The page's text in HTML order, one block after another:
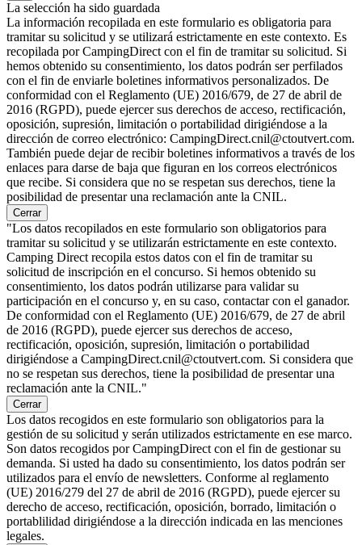
La selección ha sido guardada
La información recopilada en este formulario es obligatoria para
tramitar su solicitud y se utilizará estrictamente en este contexto. Es
recopilada por CampingDirect con el fin de tramitar su solicitud. Si
hemos obtenido su consentimiento, los datos podrán ser perfilados
con el fin de enviarle boletines informativos personalizados. De
conformidad con el Reglamento (UE) 2016/679, de 27 de abril de
2016 (RGPD), puede ejercer sus derechos de acceso, rectificación,
oposición, supresión, limitación o portabilidad dirigiéndose a la
dirección de correo electrónico: CampingDirect.cnil@ctoutvert.com.
También puede dejar de recibir boletines informativos a través de los
enlaces para darse de baja que figuran en los correos electrónicos
que recibe. Si considera que no se respetan sus derechos, tiene la
posibilidad de presentar una reclamación ante la CNIL.
Cerrar
"Los datos recopilados en este formulario son obligatorios para
tramitar su solicitud y se utilizarán estrictamente en este contexto.
Camping Direct recopila estos datos con el fin de tramitar su
solicitud de inscripción en el concurso. Si hemos obtenido su
consentimiento, los datos podrán utilizarse para validar su
participación en el concurso y, en su caso, contactar con el ganador.
De conformidad con el Reglamento (UE) 2016/679, de 27 de abril
de 2016 (RGPD), puede ejercer sus derechos de acceso,
rectificación, oposición, supresión, limitación o portabilidad
dirigiéndose a CampingDirect.cnil@ctoutvert.com. Si considera que
no se respetan sus derechos, tiene la posibilidad de presentar una
reclamación ante la CNIL."
Cerrar
Los datos recogidos en este formulario son obligatorios para la
gestión de su solicitud y serán utilizados estrictamente en ese marco.
Son datos recogidos por CampingDirect con el fin de gestionar su
demanda. Si usted ha dado su consentimiento, los datos podrán ser
utilizados para el envío de newsletters. Conforme al reglamento
(UE) 2016/279 del 27 de abril de 2016 (RGPD), puede ejercer su
derecho de acceso, rectificación, oposición, borrado, limitación o
portablilidad dirigiéndose a la dirección indicada en las menciones
legales.